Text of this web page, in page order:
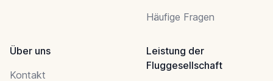
Häufige Fragen
Über uns
Kontakt
Leistung der
Fluggesellschaft